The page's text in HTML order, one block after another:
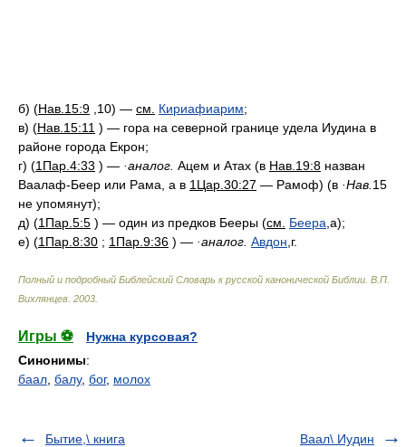
б) (Нав.15:9 ,10) — см. Кириафиарим;
в) (Нав.15:11 ) — гора на северной границе удела Иудина в
районе города Екрон;
г) (1Пар.4:33 ) — ·аналог. Ацем и Атах (в Нав.19:8 назван
Ваалаф-Беер или Рама, а в 1Цар.30:27 — Рамоф) (в ·Нав. 15
не упомянут);
д) (1Пар.5:5 ) — один из предков Бееры (см. Беера ,а);
е) (1Пар.8:30 ; 1Пар.9:36 ) — ·аналог. Авдон ,г.
Полный и подробный Библейский Словарь к русской канонической Библии В.П.
Вихлянцев 2003
Игры ⚽
Нужна курсовая?
Синонимы:
баал балу, бог, молох
Бытие,\ книга Ваал\ Иудин